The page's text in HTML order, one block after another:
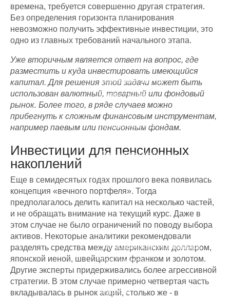
Курсы
Фондовый рынок
Валютный рынок Форекс
Товарный рынок
Инвестиции
Smart Money
Криптовалюты
Торговые стратегии
Технический анализ
Аналитика
Графики
Экономический календарь
Топ-новости
Статьи
Журнал
времена, требуется совершенно другая стратегия.
Без определения горизонта планирования
невозможно получить эффективные инвестиции, это
одно из главных требований начального этапа.
Уже вторичным является ответ на вопрос, где
разместить и куда инвестировать имеющийся
капитал. Для решения этой задачи может быть
использован валютный, товарный или фондовый
рынок. Более того, в ряде случаев можно
прибегнуть к сложным финансовым инструментам,
например паевым или пенсионным фондам.
Инвестиции для пенсионных
накоплений
Еще в семидесятых годах прошлого века появилась
концепция «вечного портфеля». Тогда
предполагалось делить капитал на несколько частей,
и не обращать внимание на текущий курс. Даже в
этом случае не было ограничений по поводу выбора
активов. Некоторые аналитики рекомендовали
разделять средства между американским долларом,
японской иеной, швейцарским франком и золотом.
Другие эксперты придерживались более агрессивной
стратегии. В этом случае примерно четвертая часть
вкладывалась в рынок акций, столько же - в